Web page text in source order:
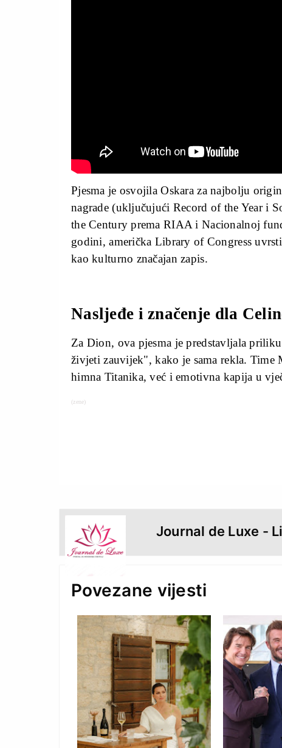
Pjesma je osvojila Oskara za najbolju
nagrade (uključujući Record of the Year i
the Century prema RIAA i Nacionalnoj
godini, američka Library of Congress
kao kulturno značajan zapis.
Nasljeđe i značenje dla
Za Dion, ova pjesma je predstavljala
živjeti zauvijek", kako je sama rekla.
himna Titanika, već i emotivna kapija u
(zene)
Journal de Luxe -
Povezane vijesti